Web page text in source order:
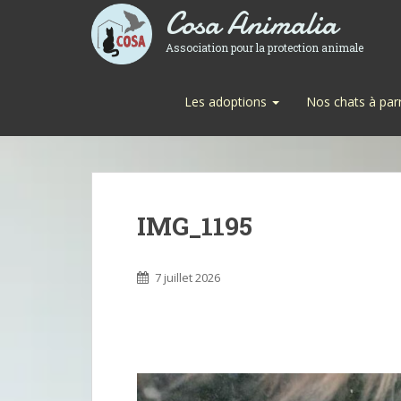
Cosa Animalia
Association pour la protection animale
Les adoptions Nos chats à
IMG_1195
7 juillet 2026